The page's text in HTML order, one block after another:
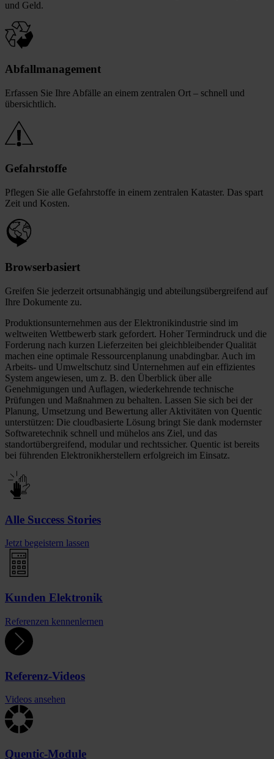
und Geld.
Abfallmanagement
Erfassen Sie Ihre Abfälle an einem zentralen Ort – schnell und
übersichtlich.
Gefahrstoffe
Pflegen Sie alle Gefahrstoffe in einem zentralen Kataster. Das spart
Zeit und Kosten.
Browserbasiert
Greifen Sie jederzeit ortsunabhängig und abteilungsübergreifend auf
Ihre Dokumente zu.
Produktionsunternehmen aus der Elektronikindustrie sind im
weltweiten Wettbewerb stark gefordert. Hoher Termindruck und die
Forderung nach kurzen Lieferzeiten bei gleichbleibender Qualität
machen eine optimale Ressourcenplanung unabdingbar. Auch im
Arbeits- und Umweltschutz sind Unternehmen auf ein effizientes
System angewiesen, um z. B. den Überblick über alle
Genehmigungen und Auflagen, wiederkehrende technische
Prüfungen und Maßnahmen zu behalten. Lassen Sie sich bei der
Planung, Umsetzung und Bewertung aller Aktivitäten von Quentic
unterstützen: Die cloudbasierte Lösung bringt Sie dank modernster
Softwaretechnik schnell und mühelos ans Ziel, und das
standortübergreifend, modular und rechtssicher. Quentic ist bereits
bei führenden Elektronikherstellern erfolgreich im Einsatz.
Alle Success Stories
Jetzt begeistern lassen
Kunden Elektronik
Referenzen kennenlernen
Referenz-Videos
Videos ansehen
Quentic-Module